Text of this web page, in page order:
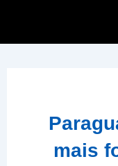
o
mais